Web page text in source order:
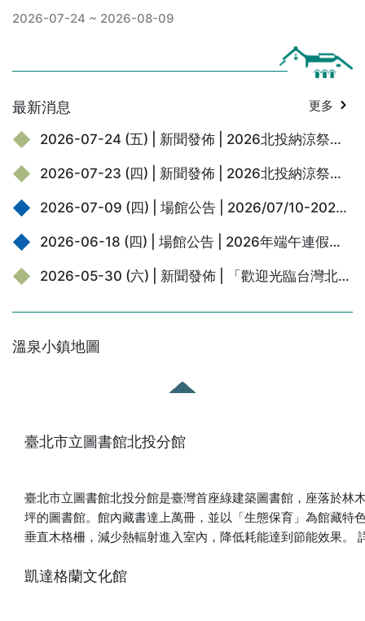
奇幻趣味的「妖怪湯樂園」！納涼祭期間憑專屬「納涼券」，
就能挑戰多款充滿北投味的祭典遊戲、參與生態走讀、體驗夏
「妖怪溫泉」互動走廊，猜猜腳底下會有哪隻神祕小怪物跳出
險！ 【活動時間表】 【北投納涼券】 調皮的小妖怪們化身為
遊戲主角啦！憑北投納涼券樂玩8款結合妖怪角色的「北投味遊
戲」，闖關成功更能集點兌換納涼祭限定文創好禮。快拿著你
的北投納涼券，一起來打怪吧！ ■售價∣NT $120元/張（含3枚
五 10:00-1800、週六-週日10:00-20:00。 地點∣北投溫泉博
手上的釣竿體驗有趣的釣寶遊戲，收集屬於你的北投寶物。 ■
桌，端出最澎湃的飲食文化。 ■澡堂賓果 澡堂裡有好多不同
日式傳統玩具「敲達摩」，重新設計成溫泉妖怪造型圖案。玩
擊退多少小妖怪，成為最厲害的驅魔專家！ ■北投投扇興 取
自日本經典「座敷遊」代表性遊戲「投扇興」。北投投扇興得
分方式的命名，也特別以八福神的名號與北投四季的別緻風情
臺灣夜市經典遊戲變身成為妖怪「眼球彈珠檯」，發射出圓滾
2026-07-24 ~ 2026-08-09
最新消息 更多
2026-07-24 (五) | 新聞發佈 | 2026北投納涼祭「怪不得來北投」盛大開跑！溫博館攜手繪本大師廣瀨克也，百年浴場化身妖怪湯樂園
2026-07-23 (四) | 新聞發佈 | 2026北投納涼祭搞怪登場！ 溫博館攜手「繪本大師廣瀨克也」打造妖怪溫泉湯樂園
2026-07-09 (四) | 場館公告 | 2026/07/10-2026/07/11颱風閉館公告
2026-06-18 (四) | 場館公告 | 2026年端午連假開館公告
2026-05-30 (六) | 新聞發佈 | 「歡迎光臨台灣北投 in 秩父」交流展於西武秩父站「祭之湯」盛大開幕! 從車站到浴場，當台灣北投來到日本秩父溫泉鄉
溫泉小鎮地圖
臺北市立圖書館北投分館
臺北市立圖書館北投分館是臺灣首座綠建築圖書館，座落於
坪的圖書館。館內藏書達上萬冊，並以「生態保育」為館藏特
垂直木格柵，減少熱輻射進入室內，降低耗能達到節能效果。
凱達格蘭文化館